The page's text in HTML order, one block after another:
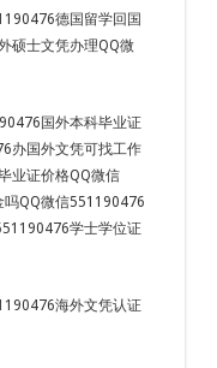
德国留学回国
硕士文凭办理QQ微
国外本科毕业证
办国外文凭可找工作
业证价格QQ微信
QQ微信551190476
学士学位证
海外文凭认证